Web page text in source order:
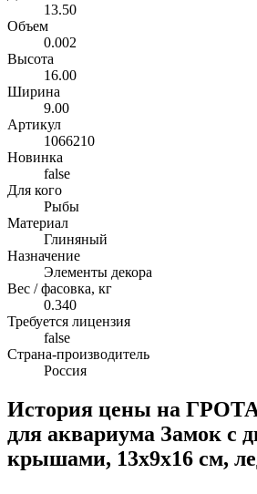
13.50
Объем
0.002
Высота
16.00
Ширина
9.00
Артикул
1066210
Новинка
false
Для кого
Рыбы
Материал
Глиняный
Назначение
Элементы декора
Вес / фасовка, кг
0.340
Требуется лицензия
false
Страна-производитель
Россия
История цены на
для аквариума Замок с
крышами, 13х9х16 см,